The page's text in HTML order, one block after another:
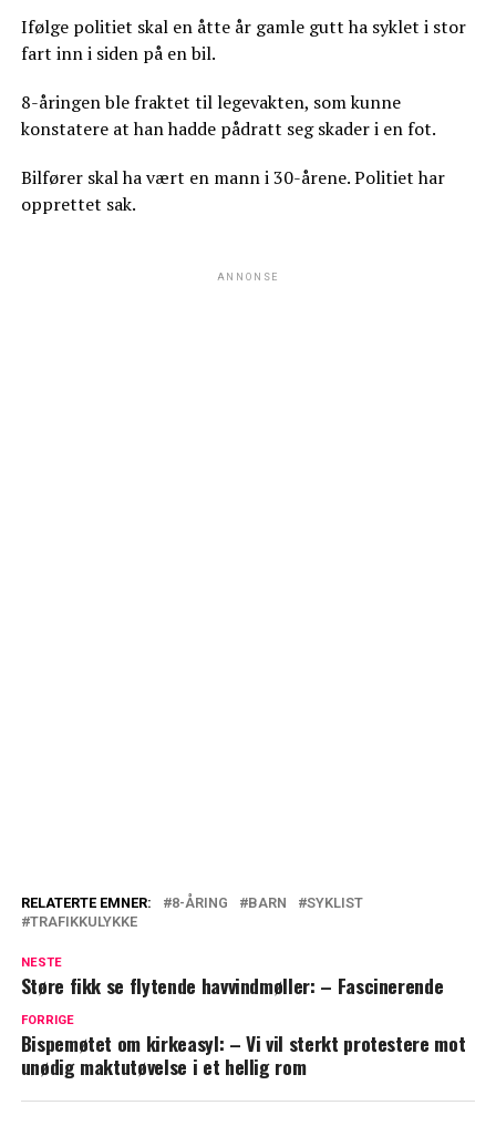
Ifølge politiet skal en åtte år gamle gutt ha syklet i stor
fart inn i siden på en bil.
8-åringen ble fraktet til legevakten, som kunne
konstatere at han hadde pådratt seg skader i en fot.
Bilfører skal ha vært en mann i 30-årene. Politiet har
opprettet sak.
ANNONSE
RELATERTE EMNER: 8-ÅRING BARN
SYKLIST
TRAFIKKULYKKE
NESTE
Støre fikk se flytende havvindmøller: – Fascinerende
FORRIGE
Bispemøtet om kirkeasyl: – Vi vil sterkt protestere mot
unødig maktutøvelse i et hellig rom